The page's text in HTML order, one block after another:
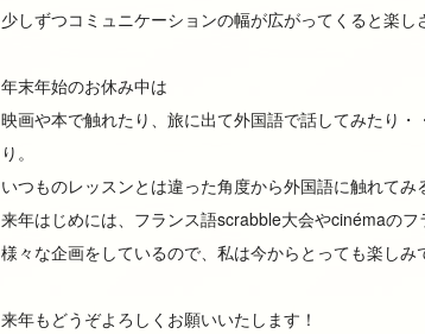
少しずつコミュニケーションの幅が広がってくると楽し
年末年始のお休み中は
映画や本で触れたり、旅に出て外国語で話してみたり
り。
いつものレッスンとは違った角度から外国語に触れてみ
来年はじめには、フランス語scrabble大会やcinémaのフ
様々な企画をしているので、私は今からとっても楽しみ
来年もどうぞよろしくお願いいたします！